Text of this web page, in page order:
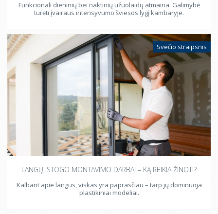
Funkcionali dieninių bei naktinių užuolaidų atmaina. Galimybė
turėti įvairaus intensyvumo šviesos lygį kambaryje.
Svečio straipsnis
LANGŲ, STOGO MONTAVIMO DARBAI – KĄ REIKIA ŽINOTI?
Kalbant apie langus, viskas yra paprasčiau – tarp jų dominuoja
plastikiniai modeliai.